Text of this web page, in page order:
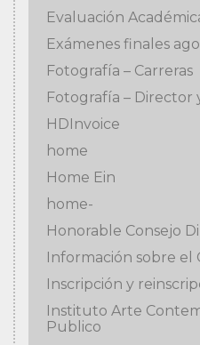
Evaluación
Exámenes finales
Fotografía – Carreras
Fotografía – Director
HDInvoice
home
Home Ein
home-
Honorable Consejo
Información sobre el
Inscripción y
Instituto Arte
Publico